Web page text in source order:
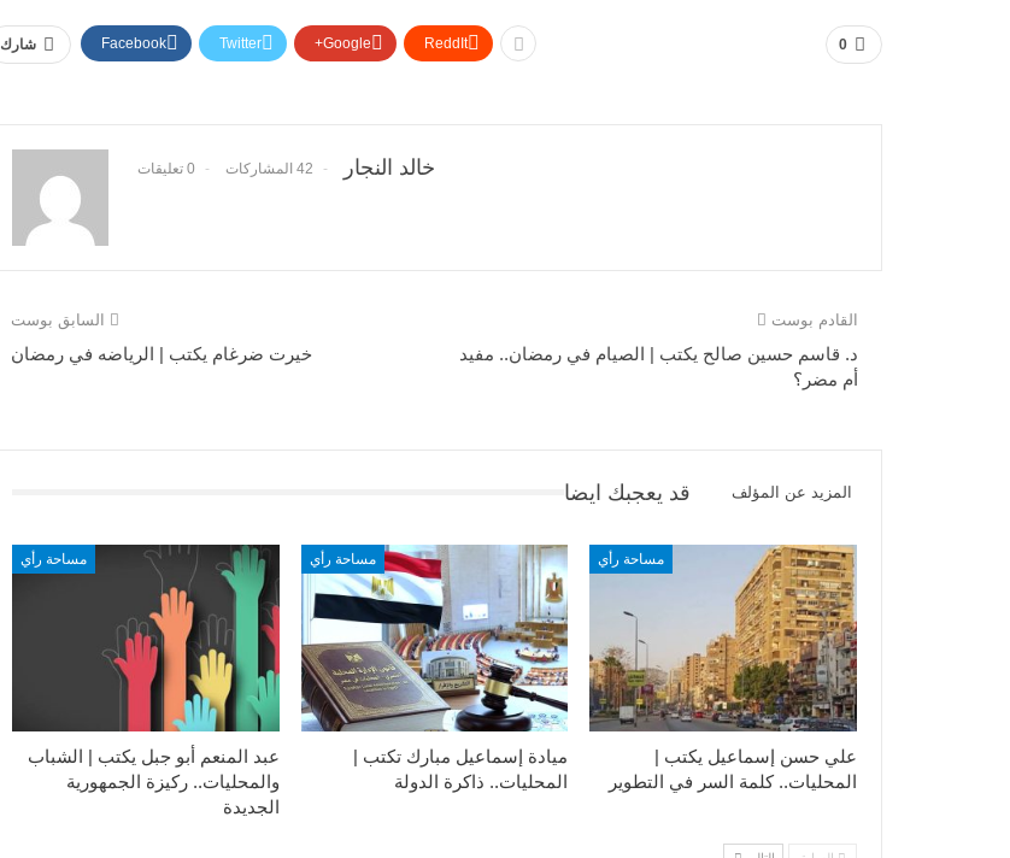
0 شارك Facebook Twitter Google+ ReddIt
خالد النجار 42 المشاركات 0 تعليقات
السابق بوست
خيرت ضرغام يكتب | الرياضه في رمضان
القادم بوست
د. قاسم حسين صالح يكتب | الصيام في رمضان.. مفيد
أم مضر؟
قد يعجبك ايضا المزيد عن المؤلف
مساحة رأي
عبد المنعم أبو جبل يكتب | الشباب
والمحليات.. ركيزة الجمهورية
الجديدة
مساحة رأي
ميادة إسماعيل مبارك تكتب |
المحليات.. ذاكرة الدولة
مساحة رأي
علي حسن إسماعيل يكتب |
المحليات.. كلمة السر في التطوير​